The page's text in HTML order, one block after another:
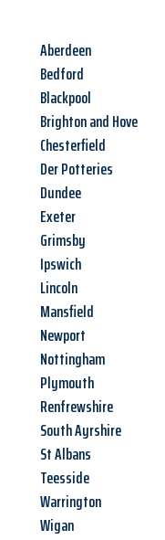
Aberdeen
Bedford
Blackpool
Brighton and Hove
Chesterfield
Der Potteries
Dundee
Exeter
Grimsby
Ipswich
Lincoln
Mansfield
Newport
Nottingham
Plymouth
Renfrewshire
South Ayrshire
St Albans
Teesside
Warrington
Wigan